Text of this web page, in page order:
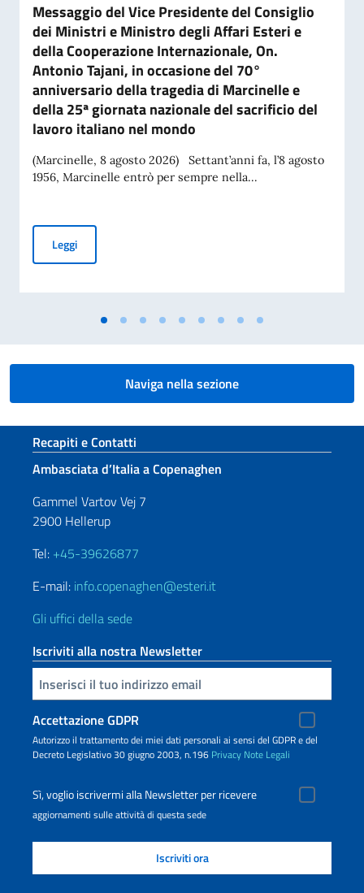
Messaggio del Vice Presidente del Consiglio
dei Ministri e Ministro degli Affari Esteri e
della Cooperazione Internazionale, On.
Antonio Tajani, in occasione del 70°
anniversario della tragedia di Marcinelle e
della 25ª giornata nazionale del sacrificio del
lavoro italiano nel mondo
(Marcinelle, 8 agosto 2026) Settant’anni fa, l’8 agosto
1956, Marcinelle entrò per sempre nella...
LeggiMessaggio del Vice Presidente del Consiglio dei Ministri e
Naviga nella sezione
Sezione footer
Recapiti e Contatti
Ambasciata d’Italia a Copenaghen
Gammel Vartov Vej 7
2900 Hellerup
Tel: +45-39626877
E-mail: info.copenaghen@esteri.it
Gli uffici della sede
Iscriviti alla nostra Newsletter
Inserisci la tua email
Accettazione GDPR
Autorizzo il trattamento dei miei dati personali ai sensi del GDPR e del
Decreto Legislativo 30 giugno 2003, n.196 Privacy Note Legali
Sì, voglio iscrivermi alla Newsletter per ricevere
aggiornamenti sulle attività di questa sede